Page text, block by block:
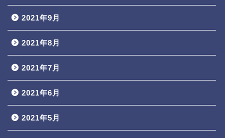
2021年9月
2021年8月
2021年7月
2021年6月
2021年5月